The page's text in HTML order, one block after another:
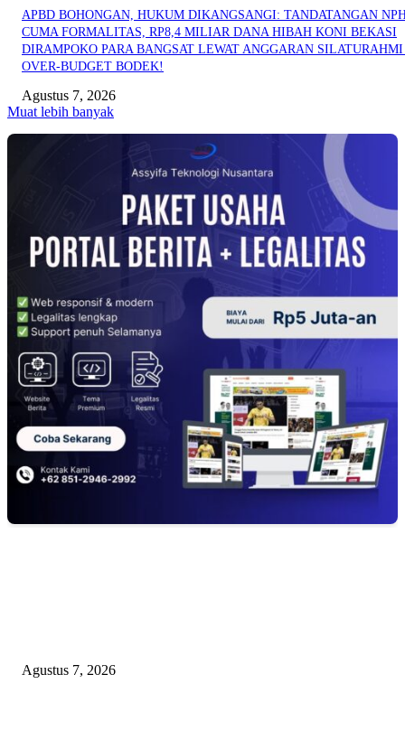
APBD BOHONGAN, HUKUM DIKANGSANGI: TANDATANGAN
CUMA FORMALITAS, RP8,4 MILIAR DANA HIBAH KONI BEKASI
DIRAMPOKO PARA BANGSAT LEWAT ANGGARAN
OVER-BUDGET BODEK!
Agustus 7, 2026
Muat lebih banyak
Agustus 7, 2026